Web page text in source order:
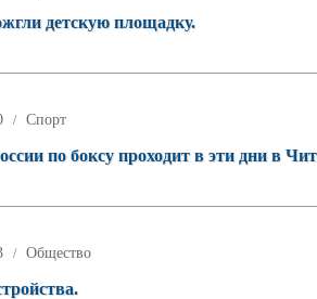
детскую площадку.
/ Спорт
по боксу проходит в эти дни в
/ Общество